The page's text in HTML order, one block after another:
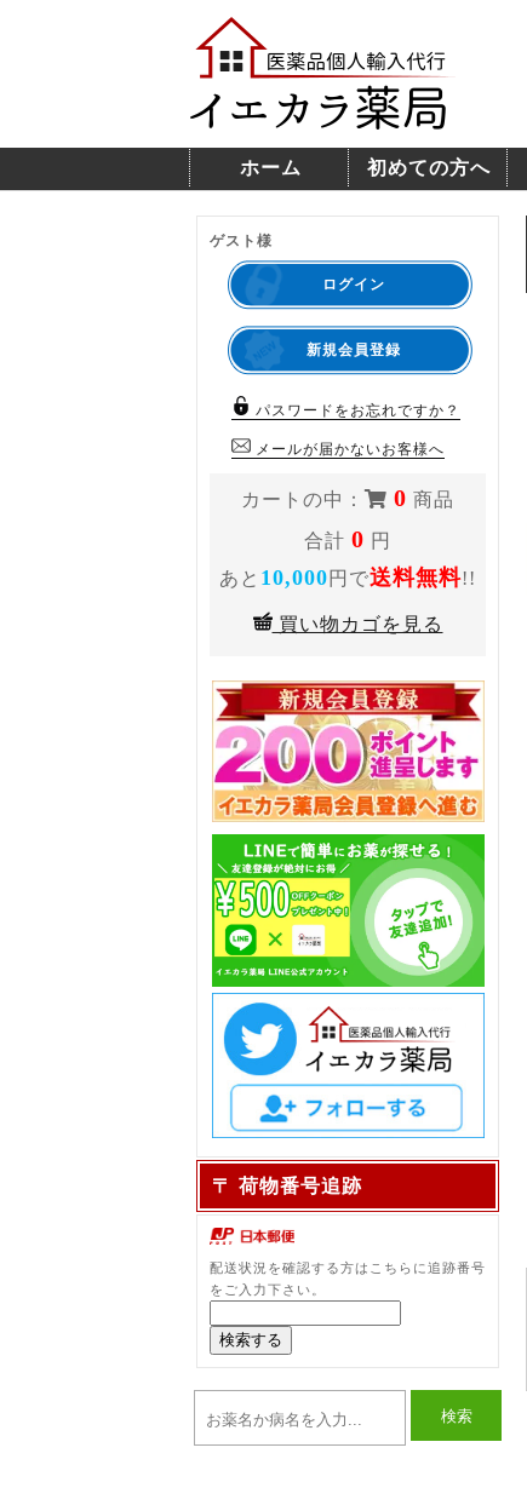
ホーム 初めての方へ
ゲスト様
ログイン
新規会員登録
パスワードをお忘れですか？
メールが届かないお客様へ
カートの中： 0 商品
合計 0 円
あと 10,000 円で送料無料!!
買い物カゴを見る
〒 荷物番号追跡
配送状況を確認する方はこちらに追跡番号
をご入力下さい。
検索